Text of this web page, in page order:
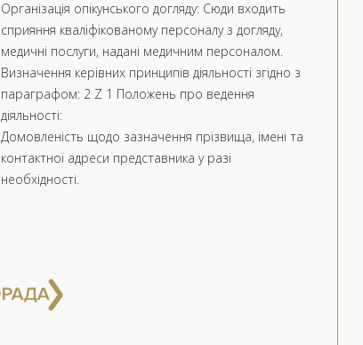
Організація опікунського догляду: Сюди входить
сприяння кваліфікованому персоналу з догляду,
медичні послуги, надані медичним персоналом.
Визначення керівних принципів діяльності згідно з
параграфом: 2 Z 1 Положень про ведення
діяльності:
Домовленість щодо зазначення прізвища, імені та
контактної адреси представника у разі
необхідності.